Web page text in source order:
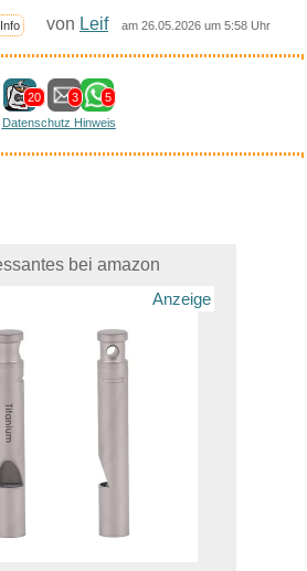
Info von Leif am 26.05.2026 um 5:58 Uhr
20 3
5
Datenschutz Hinweis
bei amazon
Anzeige